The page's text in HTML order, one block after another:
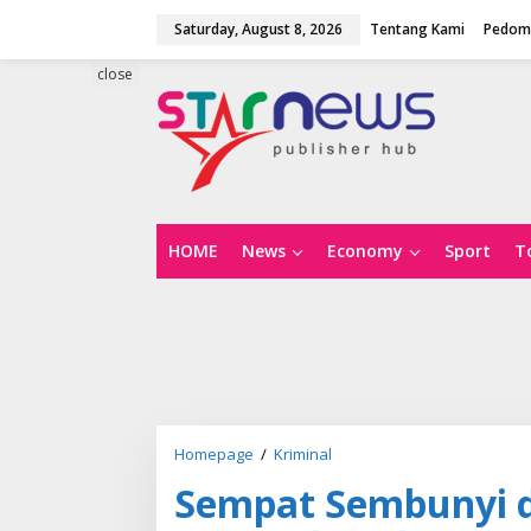
Saturday, August 8, 2026 Tentang Kami
HOME News Economy Sport
close
Homepage / Kriminal
m
p
Sempat Sembunyi